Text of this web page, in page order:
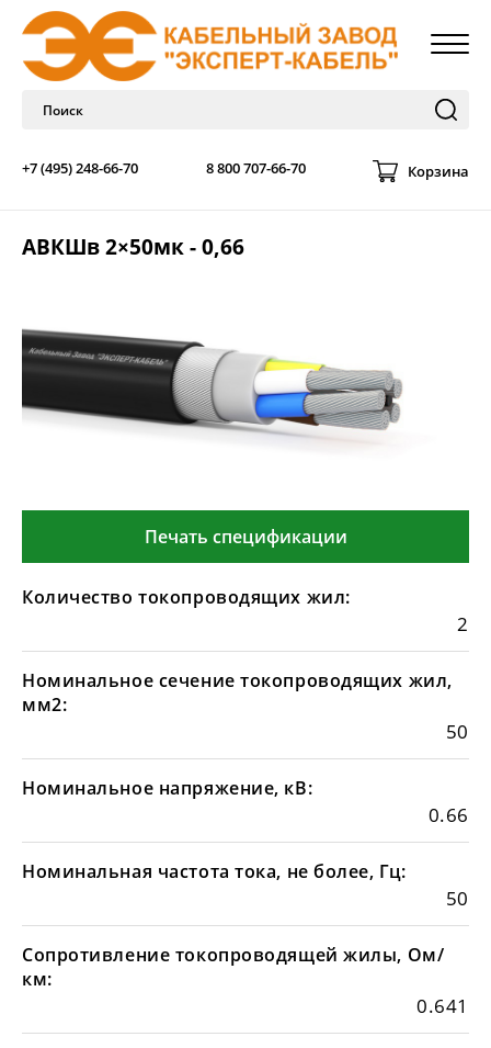
+7 (495) 248-66-70 8 800 707-66-70 Корзина
АВКШв 2×50мк - 0,66
Печать спецификации
Количество токопроводящих жил:
2
Номинальное сечение токопроводящих жил,
мм2:
50
Номинальное напряжение, кВ:
0.66
Номинальная частота тока, не более, Гц:
50
Сопротивление токопроводящей жилы, Ом/
км:
0.641